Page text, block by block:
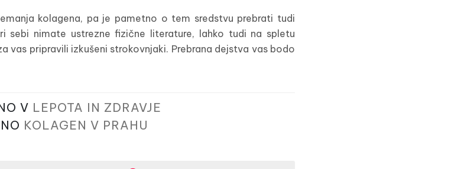
kolagena, pa je pametno o tem sredstvu prebrati tudi
sebi nimate ustrezne fizične literature, lahko tudi na spletu
vas pripravili izkušeni strokovnjaki. Prebrana dejstva vas bodo
V LEPOTA IN ZDRAVJE
KOLAGEN V PRAHU